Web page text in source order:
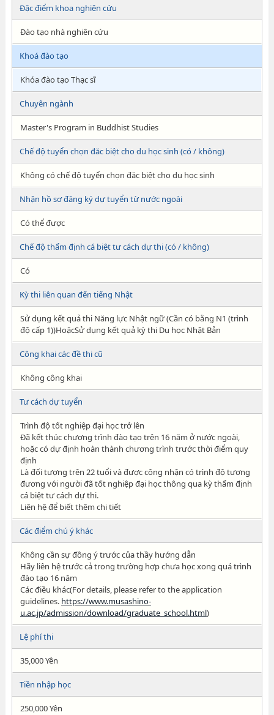
Đặc điểm khoa nghiên cứu
Đào tạo nhà nghiên cứu
Khoá đào tạo
Khóa đào tạo Thạc sĩ
Chuyên ngành
Master's Program in Buddhist Studies
Chế độ tuyển chọn đăc biệt cho du học sinh (có / không)
Không có chế độ tuyển chọn đăc biệt cho du học sinh
Nhận hồ sơ đăng ký dự tuyển từ nước ngoài
Có thể được
Chế độ thẩm định cá biệt tư cách dự thi (có / không)
Có
Kỳ thi liên quan đến tiếng Nhật
Sử dụng kết quả thi Năng lực Nhật ngữ (Cần có bằng N1 (trình
độ cấp 1))HoặcSử dụng kết quả kỳ thi Du học Nhật Bản
Công khai các đề thi cũ
Không công khai
Tư cách dự tuyển
Trình độ tốt nghiệp đại học trở lên
Đã kết thúc chương trình đào tạo trên 16 năm ở nước ngoài,
hoặc có dự định hoàn thành chương trình trước thời điểm quy
định
Là đối tượng trên 22 tuổi và được công nhận có trình độ tương
đương với người đã tốt nghiệp đại học thông qua kỳ thẩm định
cá biệt tư cách dự thi.
Liên hệ để biết thêm chi tiết
Các điểm chú ý khác
Không cần sự đồng ý trước của thầy hướng dẫn
Hãy liên hệ trước cả trong trường hợp chưa học xong quá trình
đào tạo 16 năm
Các điều khác(For details, please refer to the application
guidelines. https://www.musashino-
u.ac.jp/admission/download/graduate_school.html)
Lệ phí thi
35,000 Yên
Tiền nhập học
250,000 Yên